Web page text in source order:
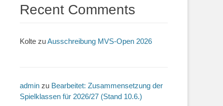
Recent Comments
Kolte zuAusschreibung MVS-Open 2026
admin zu Bearbeitet: Zusammensetzung der
Spielklassen für 2026/27 (Stand 10.6.)